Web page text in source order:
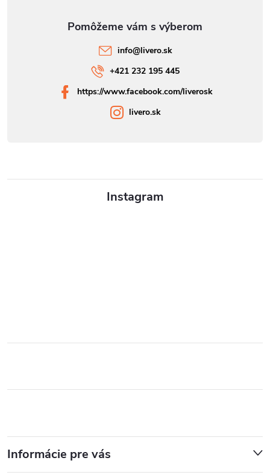
Instagram
Informácie pre vás
info@livero.sk
+421 232 195 445
https://www.facebook.com/liverosk
livero.sk